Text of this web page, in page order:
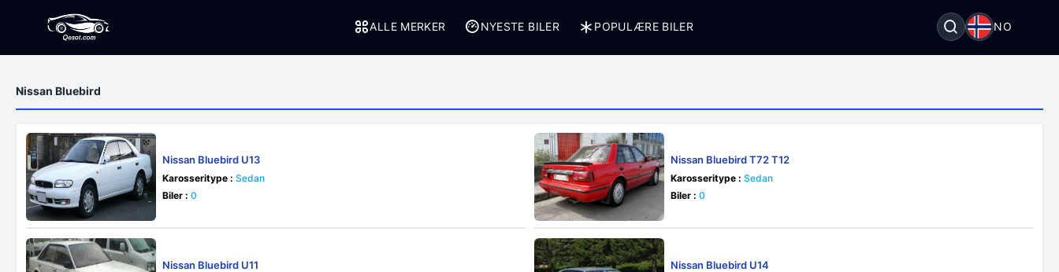
ALLE MERKER NYESTE BILER POPULÆRE BILER NO
Nissan Bluebird
Nissan Bluebird U13
Karosseritype : Sedan
Biler : 0
Nissan Bluebird T72 T12
Karosseritype : Sedan
Biler : 0
Nissan Bluebird U11 Nissan Bluebird U14